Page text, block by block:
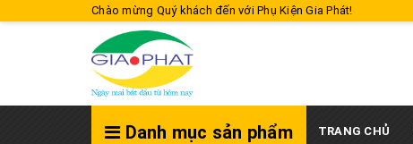
Chào mừng Quý khách đến với Phụ Kiện Gia Phát!
Danh mục sản phẩm TRANG CHỦ